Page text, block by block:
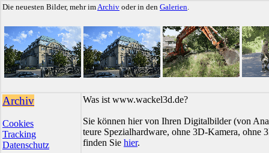
Die neuesten Bilder, mehr imArchiv oder in den Galerien.
Archiv
Cookies
Tracking
Datenschutz
Was ist www.wackel3d.de?
Sie können hier von Ihren Digitalbilder (von
teure Spezialhardware, ohne 3D-Kamera,
finden Sie hier.